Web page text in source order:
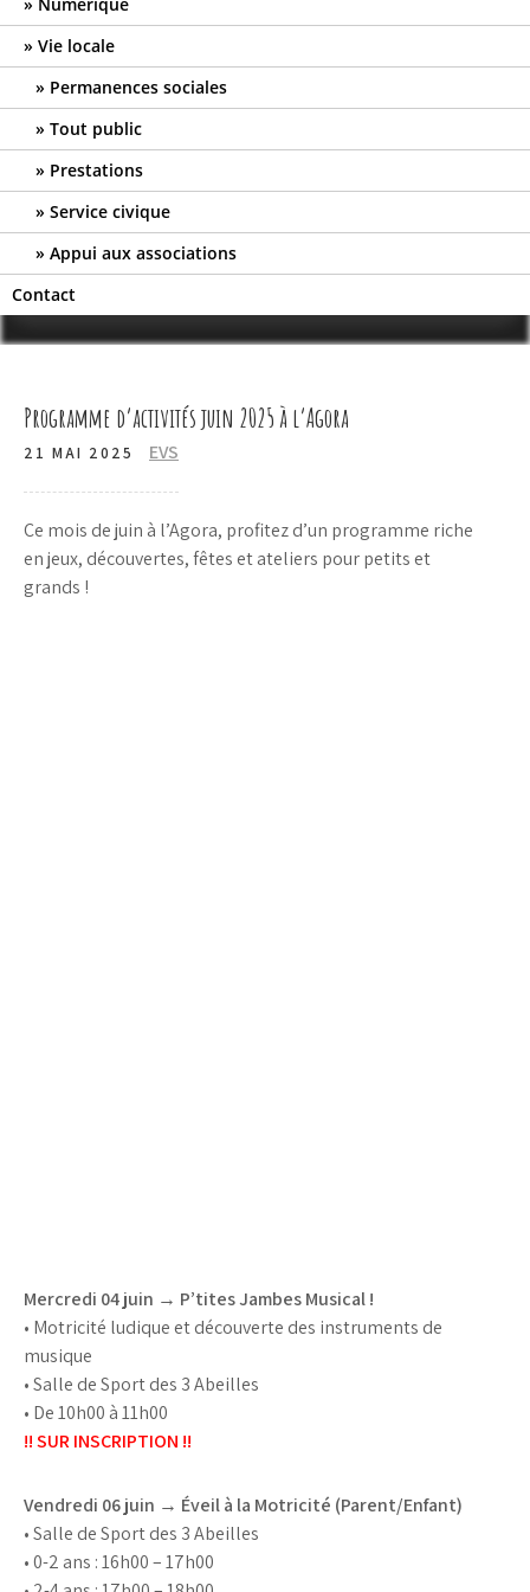
Vie locale
Permanences sociales
Tout public
Prestations
Service civique
Appui aux associations
Contact
Programme d’activités juin 2025 à l’Agora
21 MAI 2025 EVS
Ce mois de juin à l’Agora, profitez d’un programme riche
en jeux, découvertes, fêtes et ateliers pour petits et
grands !
Mercredi 04 juin → P’tites Jambes Musical !
• Motricité ludique et découverte des instruments de
musique
• Salle de Sport des 3 Abeilles
• De 10h00 à 11h00
!! SUR INSCRIPTION !!
Vendredi 06 juin → Éveil à la Motricité (Parent/Enfant)
• Salle de Sport des 3 Abeilles
• 0-2 ans : 16h00 – 17h00